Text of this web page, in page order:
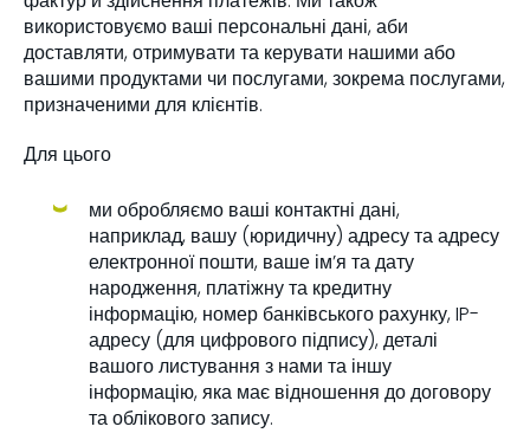
використовуємо ваші персональні дані, аби
доставляти, отримувати та керувати нашими або
вашими продуктами чи послугами, зокрема послугами,
призначеними для клієнтів.
Для цього
ми обробляємо ваші контактні дані,
наприклад, вашу (юридичну) адресу та адресу
електронної пошти, ваше ім’я та дату
народження, платіжну та кредитну
інформацію, номер банківського рахунку, IP-
адресу (для цифрового підпису), деталі
вашого листування з нами та іншу
інформацію, яка має відношення до договору
та облікового запису.